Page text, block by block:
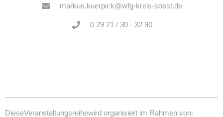
markus.kuerpick@wfg-kreis-soest.de
0 29 21 / 30 - 32 90
DieseVeranstaltungsreihewird organisiert im Rahmen von: